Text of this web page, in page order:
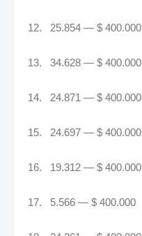
12. 25.854 — $ 400.000
13. 34.628 — $ 400.000
14. 24.871 — $ 400.000
15. 24.697 — $ 400.000
16. 19.312 — $ 400.000
17. 5.566 — $ 400.000